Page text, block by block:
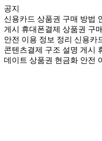
공지
신용카드 상품권 구매 방법
게시
휴대폰결제 상품권 구
안전 이용 정보 정리 신용카
콘텐츠결제 구조 설명 게시
데이트 상품권 현금화 안전